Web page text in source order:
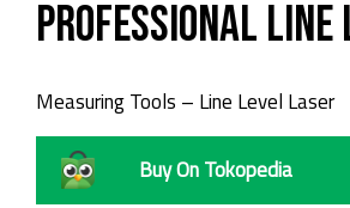
Professional Line
Measuring Tools – Line Level Laser
Buy On Tokopedia